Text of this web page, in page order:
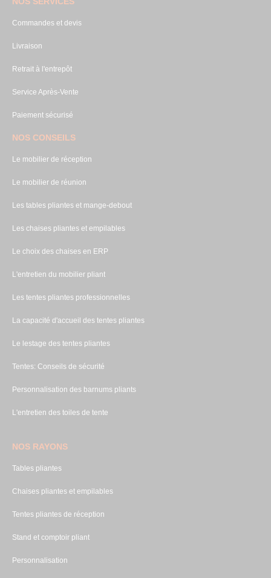
Commandes et devis
Livraison
Retrait à l'entrepôt
Service Après-Vente
Paiement sécurisé
NOS CONSEILS
Le mobilier de réception
Le mobilier de réunion
Les tables pliantes et mange-debout
Les chaises pliantes et empilables
Le choix des chaises en ERP
L'entretien du mobilier pliant
Les tentes pliantes professionnelles
La capacité d'accueil des tentes pliantes
Le lestage des tentes pliantes
Tentes: Conseils de sécurité
Personnalisation des barnums pliants
L'entretien des toiles de tente
NOS RAYONS
Tables pliantes
Chaises pliantes et empilables
Tentes pliantes de réception
Stand et comptoir pliant
Personnalisation